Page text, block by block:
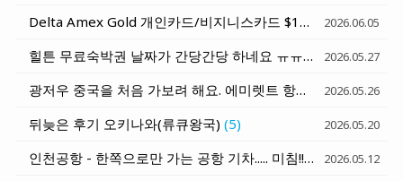
Delta Amex Gold 개인카드/비지니스카드 $120 Rideshare Credit (매달 $10) - Uber, Lyft, Curb, Alto 2026.06.05
힐튼 무료숙박권 날짜가 간당간당 하네요 ㅠㅠ(7) 2026.05.27
광저우 중국을 처음 가보려 해요. 에미렛트 항공 발권 질문 (1)
2026.05.26
뒤늦은 후기 오키나와(류큐왕국) (5) 2026.05.20
인천공항 - 한쪽으로만 가는 공항 기차..... 미침!!!(6)2026.05.12